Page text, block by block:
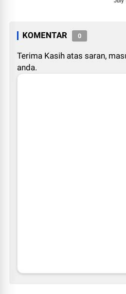
KOMENTAR 0
Terima Kasih atas saran,
anda.